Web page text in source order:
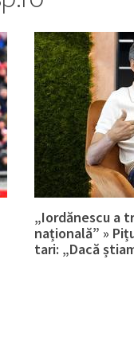
„Iordănescu a
națională” »
tari: „Dacă